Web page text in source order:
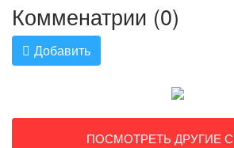
Комменатрии (0)
Добавить
ПОСМОТРЕТЬ ДРУГИЕ